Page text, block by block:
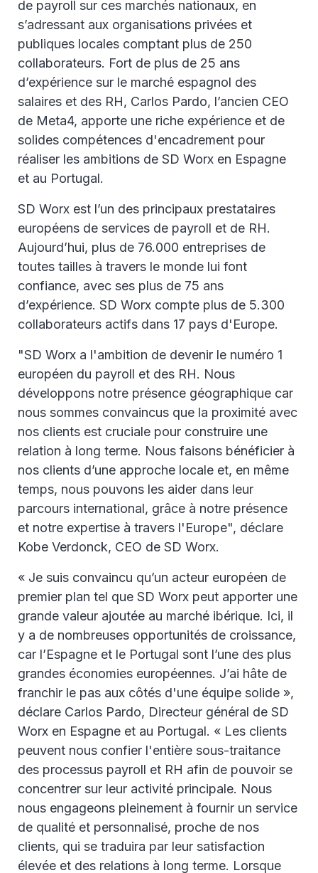
de payroll sur ces marchés nationaux, en
s’adressant aux organisations privées et
publiques locales comptant plus de 250
collaborateurs. Fort de plus de 25 ans
d’expérience sur le marché espagnol des
salaires et des RH, Carlos Pardo, l’ancien CEO
de Meta4, apporte une riche expérience et de
solides compétences d'encadrement pour
réaliser les ambitions de SD Worx en Espagne
et au Portugal.
SD Worx est l’un des principaux prestataires
européens de services de payroll et de RH.
Aujourd’hui, plus de 76.000 entreprises de
toutes tailles à travers le monde lui font
confiance, avec ses plus de 75 ans
d’expérience. SD Worx compte plus de 5.300
collaborateurs actifs dans 17 pays d'Europe.
"SD Worx a l'ambition de devenir le numéro 1
européen du payroll et des RH. Nous
développons notre présence géographique car
nous sommes convaincus que la proximité avec
nos clients est cruciale pour construire une
relation à long terme. Nous faisons bénéficier à
nos clients d’une approche locale et, en même
temps, nous pouvons les aider dans leur
parcours international, grâce à notre présence
et notre expertise à travers l'Europe", déclare
Kobe Verdonck, CEO de SD Worx.
« Je suis convaincu qu’un acteur européen de
premier plan tel que SD Worx peut apporter une
grande valeur ajoutée au marché ibérique. Ici, il
y a de nombreuses opportunités de croissance,
car l’Espagne et le Portugal sont l’une des plus
grandes économies européennes. J’ai hâte de
franchir le pas aux côtés d'une équipe solide »,
déclare Carlos Pardo, Directeur général de SD
Worx en Espagne et au Portugal. « Les clients
peuvent nous confier l'entière sous-traitance
des processus payroll et RH afin de pouvoir se
concentrer sur leur activité principale. Nous
nous engageons pleinement à fournir un service
de qualité et personnalisé, proche de nos
clients, qui se traduira par leur satisfaction
élevée et des relations à long terme. Lorsque